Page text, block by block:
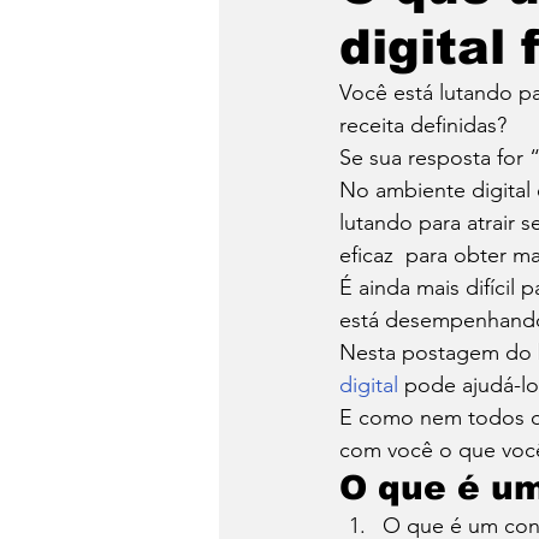
Logística
Turismo Video
digital
Você está lutando
receita definidas?
Se sua resposta for
No ambiente digital
lutando para atrair
eficaz  para obter
É ainda mais difícil
está
Nesta postagem
digital pode ajudá-
E como nem todos
com você o que
O que é
O que é um